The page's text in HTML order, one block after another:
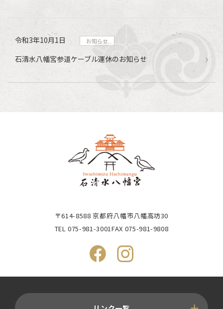
令和3年10月1日 お知らせ
石清水八幡宮参道ケーブル運休のお知らせ
〒614-8588 京都府八幡市八幡高坊30
TEL075-981-3001FAX 075-981-9808